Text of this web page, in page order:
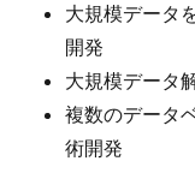
大規模データ
開発
大規模データ
複数のデータ
術開発